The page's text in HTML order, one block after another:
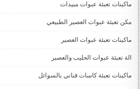
ماكينات تعبئة عبوات مبيدات
مكن تعبئة عبوات العصير الطبيعي
ماكينات تعبئة عبوات العصير
الة تعبئة عبوات الحليب والعصير
ماكينات تعبئة كاسات قناني بالسوائل